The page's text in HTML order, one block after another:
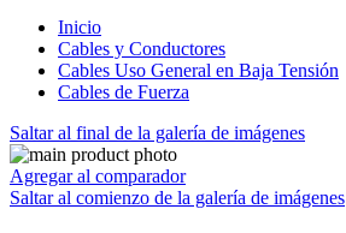
Inicio
Cables y Conductores
Cables Uso General en Baja Tensión
Cables de Fuerza
Saltar al final de la galería de imágenes
Agregar al comparador
Saltar al comienzo de la galería de imágenes